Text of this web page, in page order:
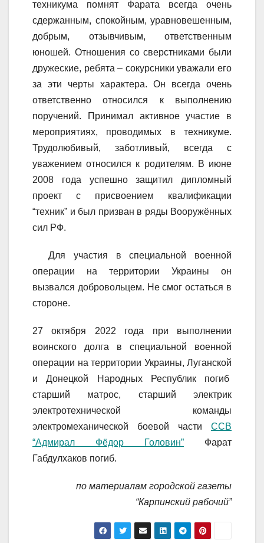
техникума помнят Фарата всегда очень
сдержанным, спокойным, уравновешенным,
добрым, отзывчивым, ответственным
юношей. Отношения со сверстниками были
дружеские, ребята – сокурсники уважали его
за эти черты характера. Он всегда очень
ответственно относился к выполнению
поручений. Принимал активное участие в
мероприятиях, проводимых в техникуме.
Трудолюбивый, заботливый, всегда с
уважением относился к родителям. В июне
2008 года успешно защитил дипломный
проект с присвоением квалификации
“техник” и был призван в ряды Вооружённых
сил РФ.
Для участия в специальной военной
операции на территории Украины он
вызвался добровольцем. Не смог остаться в
стороне.
27 октября 2022 года при выполнении
воинского долга в специальной военной
операции на территории Украины, Луганской
и Донецкой Народных Республик погиб
старший матрос, старший электрик
электротехнической команды
электромеханической боевой части ССВ
“Адмирал Фёдор Головин” Фарат
Габдулхаков погиб.
по материалам городской газеты
“Карпинский рабочий”